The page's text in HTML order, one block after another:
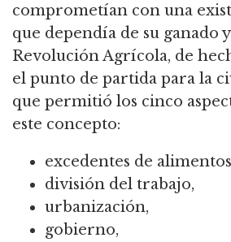
comprometían con una
que dependía de su ganado
Revolución Agrícola, de
el punto de partida para la
que permitió los cinco
este concepto:
excedentes de
división del trabajo,
urbanización,
gobierno,